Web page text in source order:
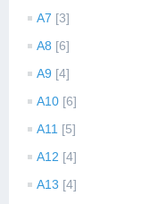
A7 [3]
A8 [6]
A9 [4]
A10 [6]
A11 [5]
A12 [4]
A13 [4]